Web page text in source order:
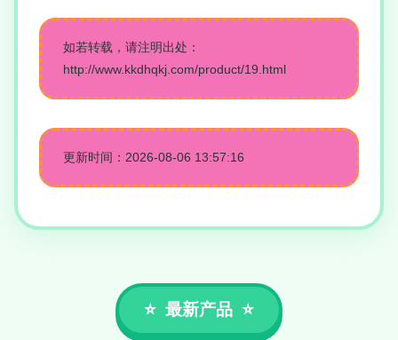
如若转载，请注明出处：
http://www.kkdhqkj.com/product/19.html
更新时间：2026-08-06 13:57:16
最新产品